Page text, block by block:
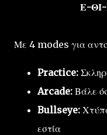
Ε-
Με 4 modes για
Practice:
Arcade: Βάλε
Bullseye:
εστία